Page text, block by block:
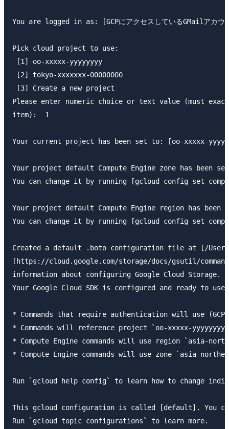
You are logged in as: [GCPにアクセスしているGMailアカウ
Pick cloud project to use:
[1] oo-xxxxx-yyyyyyyy
[2] tokyo-xxxxxxx-00000000
[3] Create a new project
Please enter numeric choice or text value (must
item):  1
Your current project has been set to: [oo-xxxxx-
Your project default Compute Engine zone has been
You can change it by running [gcloud config set
Your project default Compute Engine region has
You can change it by running [gcloud config set
Created a default .boto configuration file at [/
[https://cloud.google.com/storage/docs/gsutil/
information about configuring Google Cloud Storage.
Your Google Cloud SDK is configured and ready to use!
* Commands that require authentication will use (GCPに
* Commands will reference project `oo-xxxxx-
* Compute Engine commands will use region `asia-
* Compute Engine commands will use zone `asia-
Run `gcloud help config` to learn how to change
This gcloud configuration is called [default]. You
Run `gcloud topic configurations` to learn more.